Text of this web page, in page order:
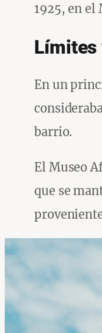
1925, en
Límites
En un
barrio.
El Museo
que se